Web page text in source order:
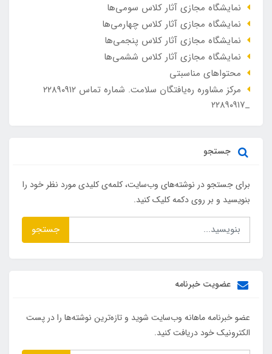
نمایشگاه مجازی آثار کلاس سومی‌ها
نمایشگاه مجازی آثار کلاس چهارمی‌ها
نمایشگاه مجازی آثار کلاس پنجمی‌ها
نمایشگاه مجازی آثار کلاس ششمی‌ها
محتواهای مناسبتی
مرکز مشاوره ره‌یافتگان سلامت. شماره تماس ۲۲۸۹۰۹۱۲
_۲۲۸۹۰۹۱۷
جستجو
برای جستجو در نوشته‌های وب‌سایت، کلمه‌ی کلیدی مورد نظر خود را
بنویسید و بر روی دکمه کلیک کنید.
جستجو
عضویت خبرنامه
عضو خبرنامه ماهانه وب‌سایت شوید و تازه‌ترین نوشته‌ها را در پست
الکترونیک خود دریافت کنید.